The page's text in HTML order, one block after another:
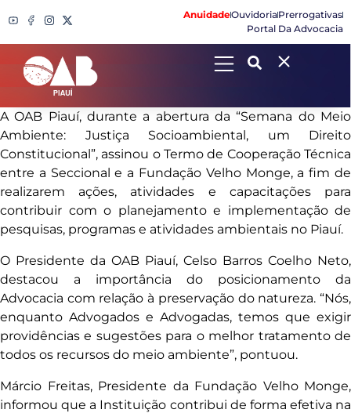
AnuidadeOuvidoriaPrerrogativas
Portal Da Advocacia
Search
A OAB Piauí, durante a abertura da “Semana do Meio
Ambiente: Justiça Socioambiental, um Direito
Constitucional”, assinou o Termo de Cooperação Técnica
entre a Seccional e a Fundação Velho Monge, a fim de
realizarem ações, atividades e capacitações para
contribuir com o planejamento e implementação de
pesquisas, programas e atividades ambientais no Piauí.
O Presidente da OAB Piauí, Celso Barros Coelho Neto,
destacou a importância do posicionamento da
Advocacia com relação à preservação do natureza. “Nós,
enquanto Advogados e Advogadas, temos que exigir
providências e sugestões para o melhor tratamento de
todos os recursos do meio ambiente”, pontuou.
Márcio Freitas, Presidente da Fundação Velho Monge,
informou que a Instituição contribui de forma efetiva na